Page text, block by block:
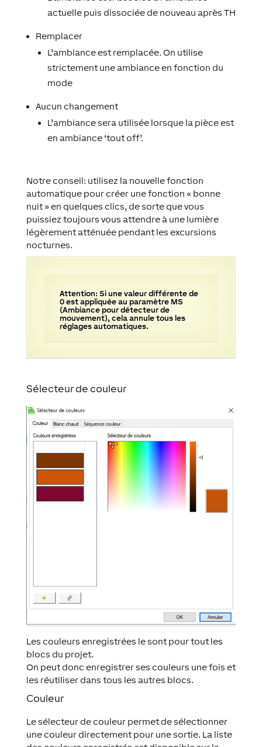
actuelle puis dissociée de nouveau après TH
Remplacer
L’ambiance est remplacée. On utilise
strictement une ambiance en fonction du
mode
Aucun changement
L’ambiance sera utilisée lorsque la pièce est
en ambiance ‘tout off’.
Notre conseil: utilisez la nouvelle fonction
automatique pour créer une fonction « bonne
nuit » en quelques clics, de sorte que vous
puissiez toujours vous attendre à une lumière
légèrement atténuée pendant les excursions
nocturnes.
Attention: Si une valeur différente de
0 est appliquée au paramètre MS
(Ambiance pour détecteur de
mouvement), cela annule tous les
réglages automatiques.
Sélecteur de couleur
Les couleurs enregistrées le sont pour tout les
blocs du projet.
On peut donc enregistrer ses couleurs une fois et
les réutiliser dans tous les autres blocs.
Couleur
Le sélecteur de couleur permet de sélectionner
une couleur directement pour une sortie. La liste